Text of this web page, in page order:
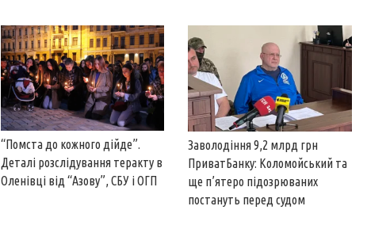
“Помста до кожного дійде”.
Деталі розслідування теракту в
Оленівці від “Азову”, СБУ і ОГП
Заволодіння 9,2 млрд грн
ПриватБанку: Коломойський та
ще п’ятеро підозрюваних
постануть перед судом